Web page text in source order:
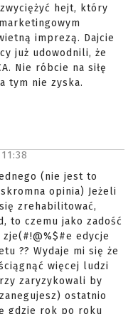
hejt, który
imprezą. Dajcie
już udowodnili, że
Nie róbcie na siłę
tym nie zyska.
11:38
(nie jest to
opinia) Jeżeli
zrehabilitować,
to czemu jako zadość
edycje
?? Wydaje mi się że
więcej ludzi
zaryzykowali by
ostatnio
gdzie rok po roku